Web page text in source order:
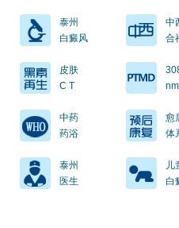
泰州
白癜风
中
合
皮肤
C T
中药
药浴
愈
体
泰州
医生
儿
白